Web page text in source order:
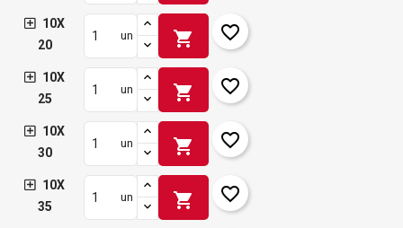
10X
20
un shopping_cart favorite_border
10X
25
un shopping_cart favorite_border
10X
30
un shopping_cart favorite_border
10X
35
un shopping_cart favorite_border